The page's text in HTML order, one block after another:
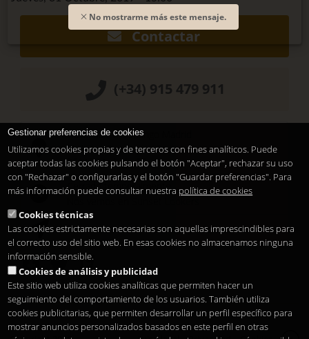
Contactar
(+34) 915 479 911
Hotel Santo Domingo Madrid
Pl. Santo Domingo, 13
28013 Madrid-ES
Cerrado temporalmente
EntreHotel Santo DomingoyRestaurante Sandó
Gestionar preferencias de cookies
Utilizamos cookies propias y de terceros con fines analíticos. Puede
aceptar todas las cookies pulsando el botón "Aceptar", rechazar su uso
con "Rechazar" o configurarlas y el botón "Guardar preferencias". Para
más información puede consultar nuestra política de cookies
Cookies técnicas
Las cookies estrictamente necesarias son aquellas imprescindibles para
el correcto uso del sitio web. En esas cookies no almacenamos ninguna
información sensible.
Cookies de análisis y publicidad
Este sitio web utiliza cookies analíticas que permiten hacer un
seguimiento del comportamiento de los usuarios. También utiliza
cookies publicitarias, que permiten desarrollar un perfil específico para
mostrar anuncios personalizados basados en este perfil en otras
No mostrarme más este mensaje.